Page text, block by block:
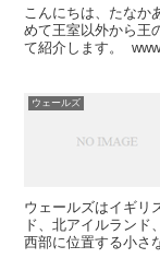
こんにちは、たなか
めて王室以外から王
て紹介します。
ウェールズ
ウェールズはイギリ
ド、北アイルランド
西部に位置する小さ